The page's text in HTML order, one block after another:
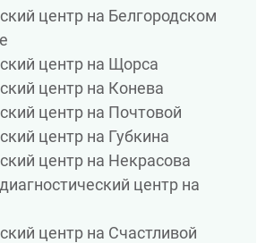
центр на Белгородском
центр на Щорса
центр на Конева
центр на Почтовой
центр на Губкина
центр на Некрасова
центр на
центр на Счастливой